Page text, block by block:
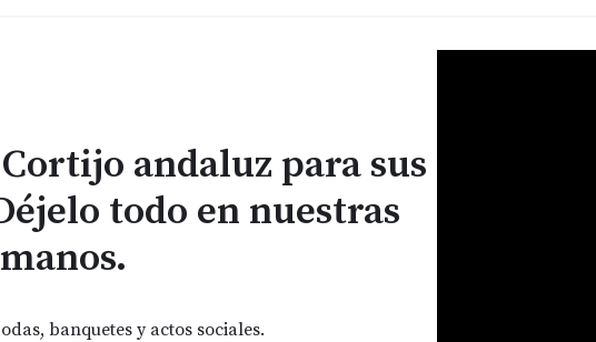
andaluz para sus
todo en nuestras
manos.
banquetes y actos sociales.